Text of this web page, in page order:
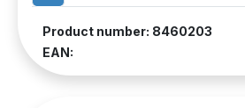
Product number: 8460203
EAN: